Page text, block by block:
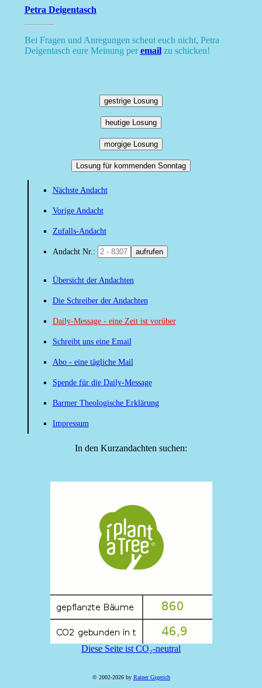
Petra Deigentasch
Bei Fragen und Anregungen scheut euch nicht, Petra
Deigentasch eure Meinung peremailzu schicken!
gestrige Losung
heutige Losung
morgige Losung
Losung für kommenden Sonntag
Nächste Andacht
Vorige Andacht
Zufalls-Andacht
Andacht Nr.: aufrufen
Übersicht der Andachten
Die Schreiber der Andachten
Daily-Message - eine Zeit ist vorüber
Schreibt uns eine Email
Abo - eine tägliche Mail
Spende für die Daily-Message
Barmer Theologische Erklärung
Impressum
In den Kurzandachten suchen:
Diese Seite ist CO₂-neutral
© 2002-2026 by Rainer Gigerich